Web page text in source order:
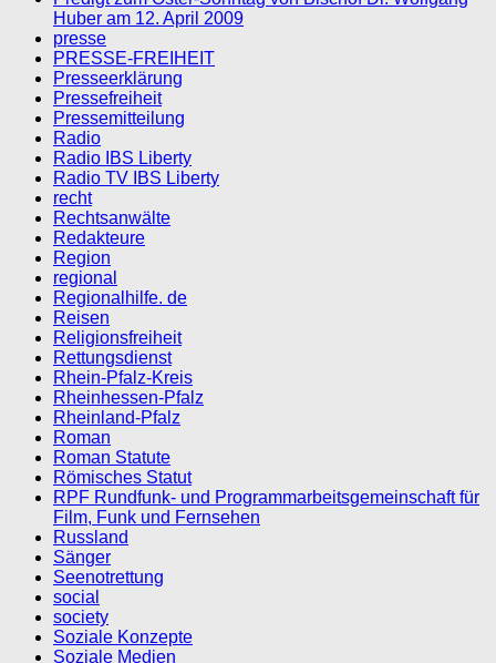
Huber am 12. April 2009
presse
PRESSE-FREIHEIT
Presseerklärung
Pressefreiheit
Pressemitteilung
Radio
Radio IBS Liberty
Radio TV IBS Liberty
recht
Rechtsanwälte
Redakteure
Region
regional
Regionalhilfe. de
Reisen
Religionsfreiheit
Rettungsdienst
Rhein-Pfalz-Kreis
Rheinhessen-Pfalz
Rheinland-Pfalz
Roman
Roman Statute
Römisches Statut
RPF Rundfunk- und Programmarbeitsgemeinschaft für
Film, Funk und Fernsehen
Russland
Sänger
Seenotrettung
social
society
Soziale Konzepte
Soziale Medien